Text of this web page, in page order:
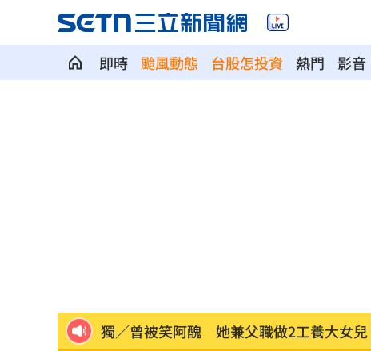
即時 颱風動態 台股怎投資 熱門 影音
獨／曾被笑阿醜 她兼父職做2工養大女兒